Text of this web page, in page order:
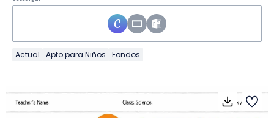
Actual Apto para Niños Fondos